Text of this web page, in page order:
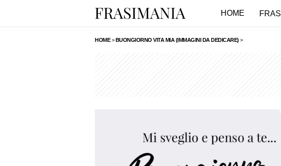
HOME FRASI
HOME>BUONGIORNO VITA MIA (IMMAGINI DA DEDICARE) >